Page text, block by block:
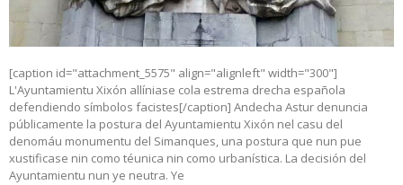
[caption id="attachment_5575" align="alignleft" width="300"]
L'Ayuntamientu Xixón allíniase cola estrema drecha española
defendiendo símbolos facistes[/caption] Andecha Astur denuncia
públicamente la postura del Ayuntamientu Xixón nel casu del
denomáu monumentu del Simanques, una postura que nun pue
xustificase nin como téunica nin como urbanística. La decisión del
Ayuntamientu nun ye neutra. Ye